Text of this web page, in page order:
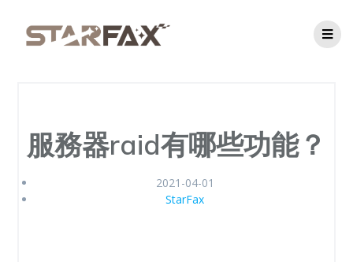
服務器raid有哪些功能？
2021-04-01
StarFax